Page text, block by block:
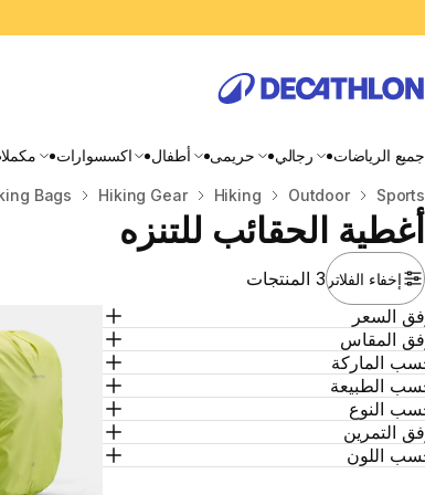
جميع الرياضات رجالي حريمى أطفال اكسسوارات
المنزل
Sports
Outdoor
Hiking
Hiking Gear
Bags
أغطية الحقائب للتنزه
إخفاء الفلاتر3 المنتجات
السعر
المقاس
الماركة
الطبيعة
النوع
التمرين
اللون